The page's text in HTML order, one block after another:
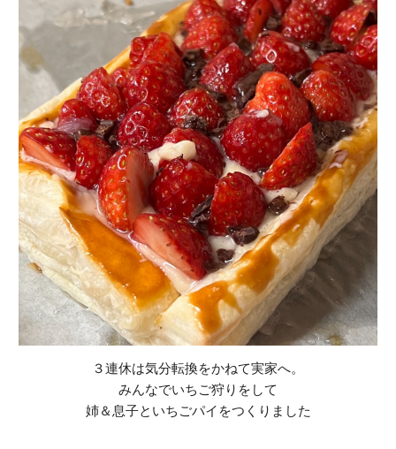
３連休は気分転換をかねて実家へ。
みんなでいちご狩りをして
姉＆息子といちごパイをつくりました